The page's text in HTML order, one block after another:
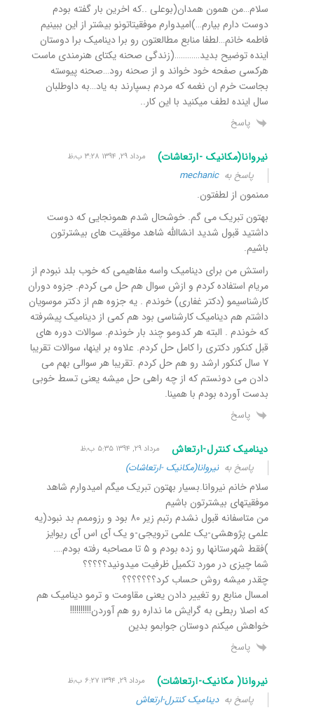
سلام…من همون همدان(بوعلی ..که اخرین بار گفته بودم
دوست دارم بیارم…)امیدوارم موفقیتاتونو بیشتر از این ببینیم
فاطمه خانم…لطفا منابع مطالعتون رو برا دینامیک برا دوستان
اینده توضیح بدید…………(زندگی صحنه یکتای هنرمندی ماست
هرکسی صفحه خود خواند و از صحنه رود…صحنه پیوسته
بجاست خرم ان نغمه که مردم بسپارند به یاد…به داوطلبان
سال اینده لطف میکنید با این کار..
پاسخ
نیروانا(مکانیک -ارتعاشات) مرداد ۲۹, ۱۳۹۴ ۳:۲۸ ب٫ظ
پاسخ بهmechanic
ممنمون از لطفتون.
بهتون تبریک می گم. خوشحال شدم همونجایی که دوست
داشتید قبول شدید انشاالله شاهد موفقیت های بیشترتون
باشیم.
راستش من برای دینامیک واسه مفاهیمی که خوب بلد نبودم از
مریام استفاده کردم و ازش سوال هم حل می کردم. جزوه دوران
کارشناسیمو (دکتر غفاری) خوندم . یه جزوه هم از دکتر موسویان
داشتم هم دینامیک کارشناسی بود هم کمی از دینامیک پیشرفته
که خوندم . البته هر کدومو چند بار خوندم. سوالات دوره های
قبل کنکور دکتری را کامل حل کردم. علاوه بر اینها، سوالات تقریبا
۷ سال کنکور ارشد رو هم حل کردم .تقریبا هر سوالی بهم می
دادن می دونستم که از چه راهی حل میشه یعنی تسط خوبی
بدست آورده بودم با همینا.
پاسخ
دینامیک کنترل-ارتعاش مرداد ۲۹, ۱۳۹۴ ۵:۳۵ ب٫ظ
پاسخ بهنیروانا(مکانیک -ارتعاشات)
سلام خانم نیروانا.بسیار بهتون تبریک میگم امیدوارم شاهد
موفقیتهای بیشترتون باشیم
من متاسفانه قبول نشدم رتبم زیر ۸۰ بود و رزوممم بد نبود(یه
علمی پژوهشی-یک علمی ترویجی-و یک آی اس آی ریوایز
)فقط شهرستانها رو زده بودم و ۵ تا مصاحبه رفته بودم….
شما چیزی در مورد تکمیل ظرفیت میدونید؟؟؟؟؟
چقدر میشه روش حساب کرد؟؟؟؟؟؟؟
امسال منابع رو تغییر دادن یعنی مقاومت و ترمو دینامیک هم
که اصلا ربطی به گرایش ما نداره رو هم آوردن!!!!!!!!!!
خواهش میکنم دوستان جوابمو بدین
پاسخ
نیروانا( مکانیک-ارتعاشات) مرداد ۲۹, ۱۳۹۴ ۶:۲۷ ب٫ظ
پاسخ بهدینامیک کنترل-ارتعاش